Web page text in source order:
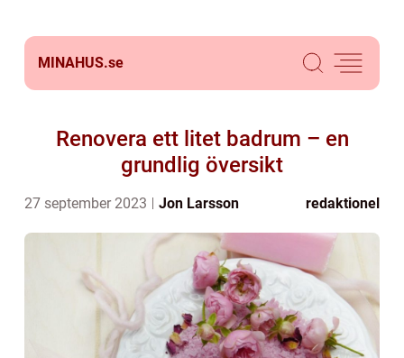
MINAHUS.se
Renovera ett litet badrum – en
grundlig översikt
27 september 2023 Jon Larsson redaktionel